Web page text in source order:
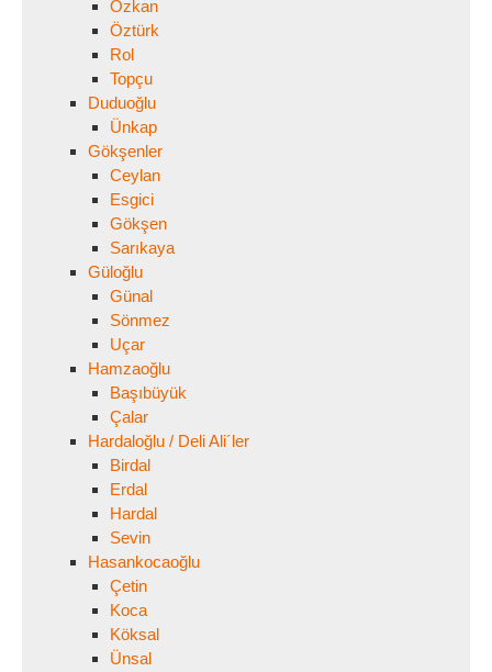
Özkan
Öztürk
Rol
Topçu
Duduoğlu
Ünkap
Gökşenler
Ceylan
Esgici
Gökşen
Sarıkaya
Güloğlu
Günal
Sönmez
Uçar
Hamzaoğlu
Başıbüyük
Çalar
Hardaloğlu / Deli Ali´ler
Birdal
Erdal
Hardal
Sevin
Hasankocaoğlu
Çetin
Koca
Köksal
Ünsal